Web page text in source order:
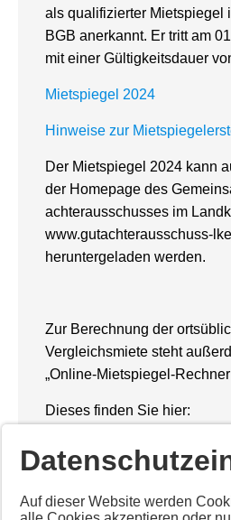
als qualifizierter Mietspiegel
BGB anerkannt. Er tritt am
mit einer Gültigkeitsdauer
Mietspiegel 2024
Hinweise zur
Der Mietspiegel 2024 kann
der Homepage des
achterausschusses im
www.gutachterausschuss-
heruntergeladen werden.
Zur Berechnung der
Vergleichsmiete steht
„On­line-Mietspiegel-
Dieses finden Sie hier:
Auf dieser Website werden